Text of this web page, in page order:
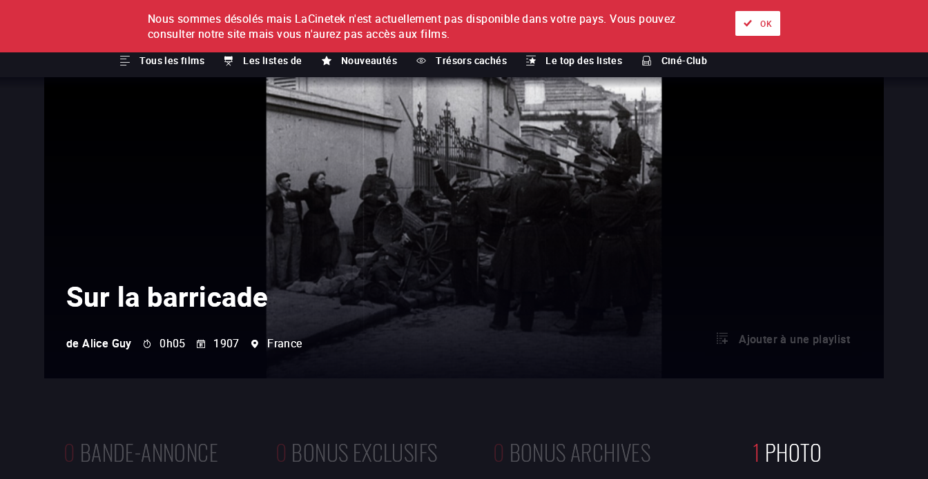
À L'UNITÉ
Tous les films Les listes de Nouveautés Trésors cachés Le top des listes Ciné-Club
ABONNEMENT À propos Nos offres
Sur la barricade
de Alice Guy 0h05 1907 France Ajouter à une playlist
0 BANDE-ANNONCE 0 BONUS EXCLUSIFS 0 BONUS ARCHIVES 1 PHOTO
Nous sommes désolés mais LaCinetek n'est actuellement pas disponible dans votre pays. Vous pouvez
consulter notre site mais vous n'aurez pas accès aux films.
OK